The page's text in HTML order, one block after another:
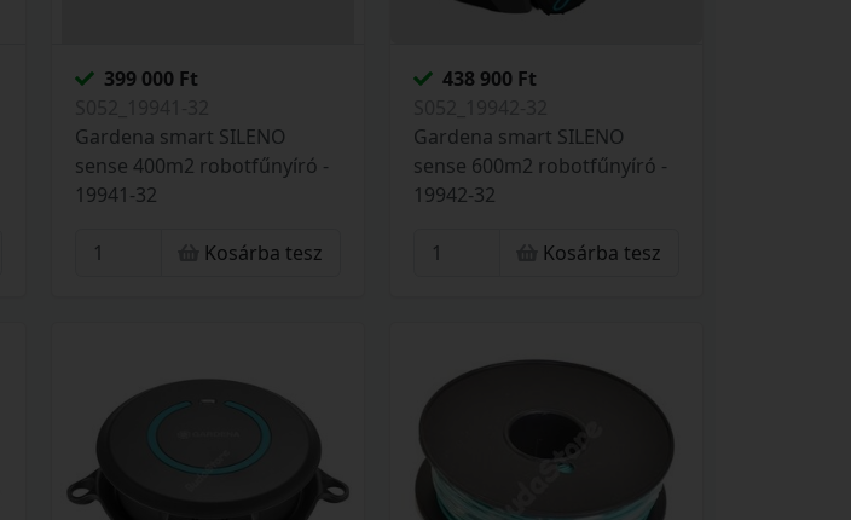
399 000 Ft
Gardena smart SILENO
sense 400m2 robotfűnyíró -
19941-32
Kosárba tesz
438 900 Ft
Gardena smart SILENO
sense 600m2 robotfűnyíró -
19942-32
Kosárba tesz